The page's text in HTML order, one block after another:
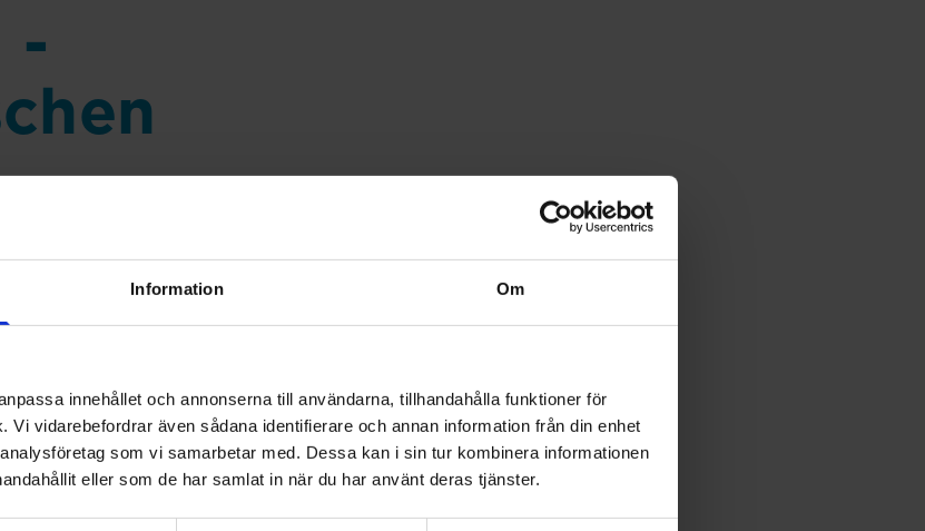
Information Om
innehållet och annonserna till användarna, tillhandahålla funktioner för
vidarebefordrar även sådana identifierare och annan information från din enhet
som vi samarbetar med. Dessa kan i sin tur kombinera informationen
eller som de har samlat in när du har använt deras tjänster.
-
går igenom kollektivavtalet inom Svensk
på i dialogen med din chef.
och vad som är bra att tänka på i
avtalet.
27/1 och 12/3.